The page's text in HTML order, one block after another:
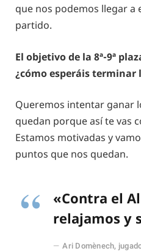
que nos podemos llegar a
partido.
El objetivo de la 8ª-9ª
¿cómo esperáis terminar
Queremos intentar ganar
quedan porque así te vas
Estamos motivadas y
puntos que nos quedan.
«Contra el
relajamos y
Ari Domènech,